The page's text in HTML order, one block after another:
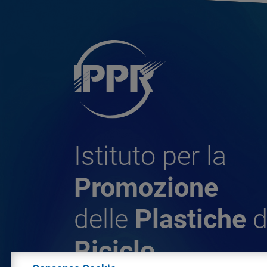
Istituto per la
Promozione
delle Plastiche
Riciclo